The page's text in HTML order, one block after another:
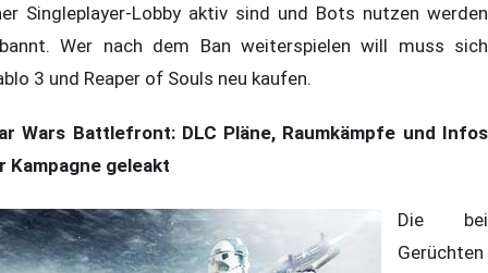
Singleplayer-Lobby aktiv sind und Bots nutzen werden
Wer nach dem Ban weiterspielen will muss sich
3 und Reaper of Souls neu kaufen.
Wars Battlefront: DLC Pläne, Raumkämpfe und Infos
Kampagne geleakt
Die bei
Gerüchten